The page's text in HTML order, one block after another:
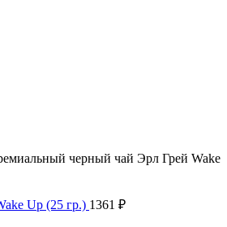
черный чай Эрл Грей Wake
Up (25 гр.) 1361 ₽